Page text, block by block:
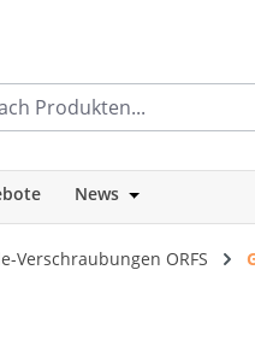
News Öffne oder
Verschraubungen ORFS